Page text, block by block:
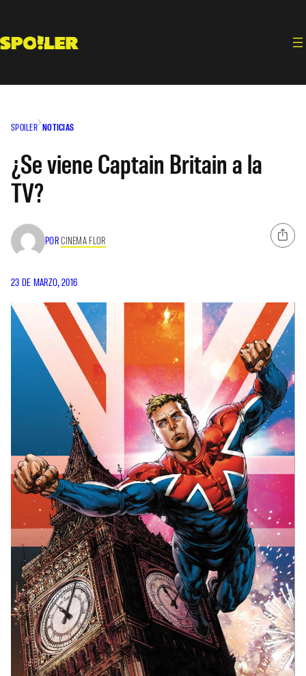
contenido
SPOILER NOTICIAS
¿Se viene Captain Britain a la
TV?
PORCINEMA FLOR
23 DE MARZO, 2016